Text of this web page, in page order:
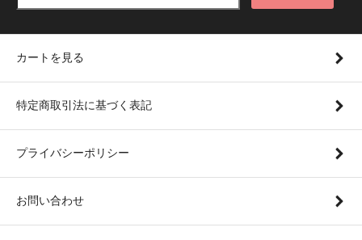
カートを見る
特定商取引法に基づく表記
プライバシーポリシー
お問い合わせ